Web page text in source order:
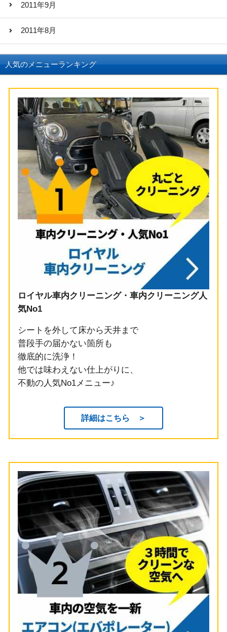
2011年9月
2011年8月
人気のメニューランキング
ロイヤル車内クリーニング・車内クリーニング人
気No1
シートを外して床から天井まで
普段手の届かない箇所も
徹底的に洗浄！
他では味わえない仕上がりに、
不動の人気No1メニュー♪
詳細はこちら ＞